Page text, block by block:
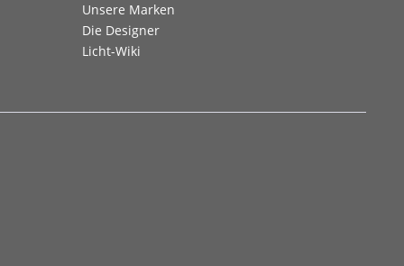
Unsere Marken
Die Designer
Licht-Wiki